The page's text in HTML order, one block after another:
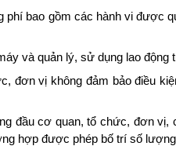
phí bao gồm các hành vi được
và quản lý, sử dụng lao
đơn vị không đảm bảo điều
đầu cơ quan, tổ chức, đơn vị,
hợp được phép bố trí số lượng